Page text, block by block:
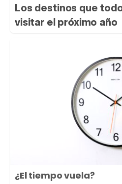
Los destinos que
visitar el próximo año
¿El tiempo vuela?